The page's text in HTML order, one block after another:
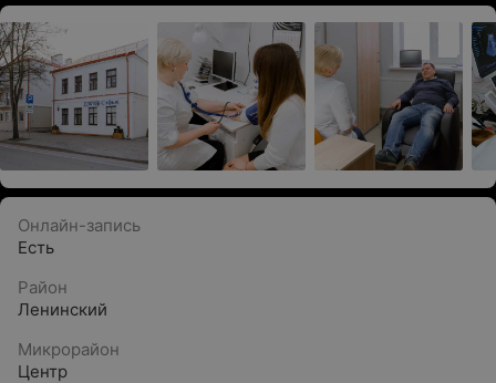
Онлайн-запись
Есть
Район
Ленинский
Микрорайон
Центр